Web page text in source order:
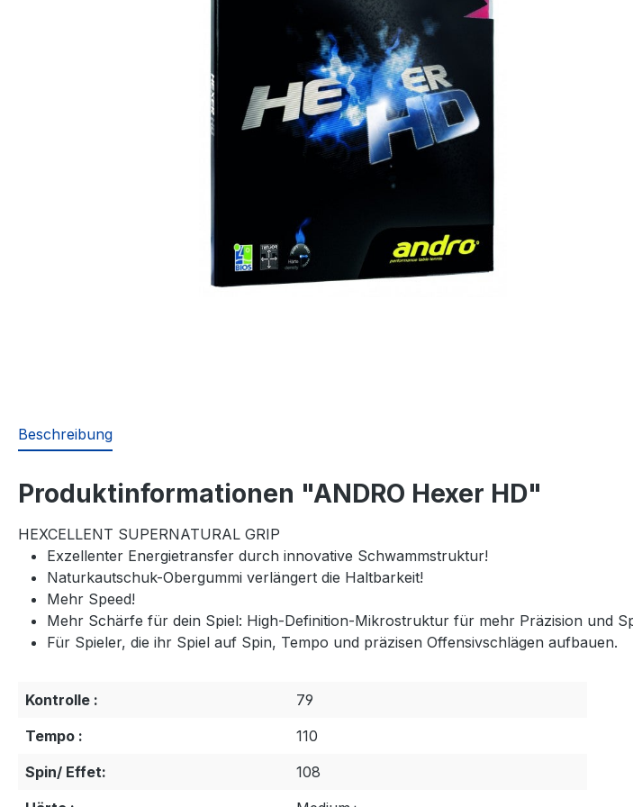
Beschreibung
Produktinformationen "ANDRO Hexer HD"
HEXCELLENT SUPERNATURAL GRIP
Exzellenter Energietransfer durch innovative Schwammstruktur!
Naturkautschuk-Obergummi verlängert die Haltbarkeit!
Mehr Speed!
Mehr Schärfe für dein Spiel: High-Definition-Mikrostruktur für mehr Präzision und
Für Spieler, die ihr Spiel auf Spin, Tempo und präzisen Offensivschlägen aufbauen.
Kontrolle :
79
Tempo :
110
Spin/ Effet:
108